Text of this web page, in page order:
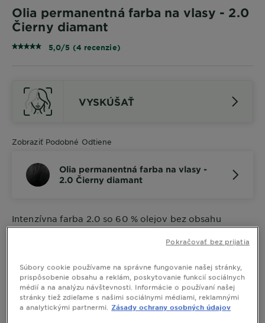
Olia permanentná farba na vlasy - 2.0
Čierny diamant
5,0/5 (4 recenzie)
VYSKÚŠAŤ
Zobraziť Podobné Odtiene
Olia permanentná farba na vlasy -
2.0 Čierny diamant
Intenzívna farba 2.0 so 60 % olejov bez obsahu
amoniaku a silikónov, zaručuje neobyčajne sýty
výsledok. Farba prináša až 3x lesklejší výsledok
VEĽKOSŤ 1 BALENIE
KÚPIŤ ONLINE
Súbory cookie používame na správne fungovanie našej stránky,
prispôsobenie obsahu a reklám, poskytovanie funkcií sociálnych
médií a na analýzu návštevnosti. Informácie o používaní našej
stránky tiež zdieľame s našimi sociálnymi médiami, reklamnými
a analytickými partnermi.
Zásady ochrany osobných údajov
Pokračovať bez prijatia